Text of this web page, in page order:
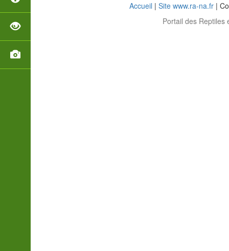
Accueil | Site www.ra-na.fr |
Portail des Reptiles